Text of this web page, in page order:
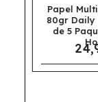
Papel
80gr Daily
de 5
Hojas